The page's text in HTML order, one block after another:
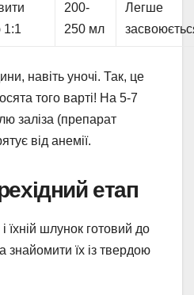
1:1
200-
250 мл
Легше
навіть уночі. Так, це
того варті! На 5-7
заліза (препарат
від анемії.
етап
їхній шлунок готовий до
знайомити їх із твердою